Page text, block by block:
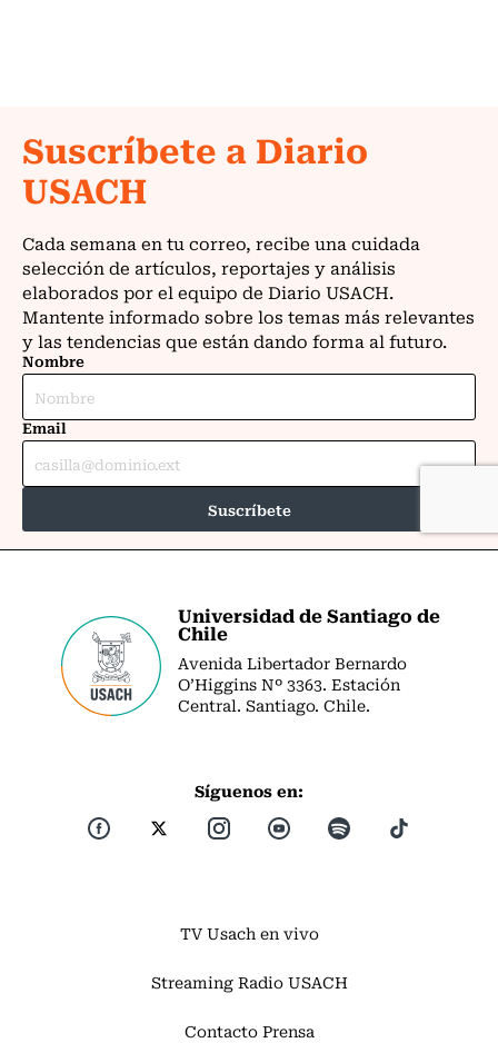
Universidad de Santiago de
Chile
Avenida Libertador Bernardo
O’Higgins Nº 3363. Estación
Central. Santiago. Chile.
Síguenos en:
TV Usach en vivo
Streaming Radio USACH
Contacto Prensa